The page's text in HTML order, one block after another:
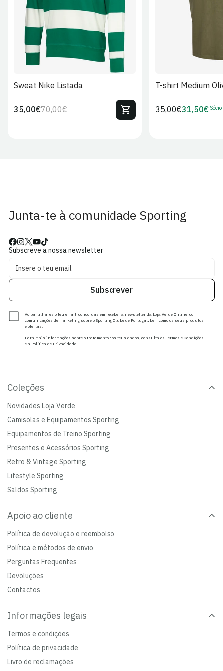
Sweat Nike Listada
Preço
70,00€Preço
35,00€
T-shirt Medium
Preço
35,00€Preço
31,50€ Sócio
Junta-te à comunidade Sporting
Subscreve a nossa newsletter
Subscrever
Ao partilhares o teu email, concordas em receber a newsletter da Loja Verde Online, com
comunicações de marketing sobre o Sporting Clube de Portugal, bem como os seus produtos
e ofertas.
Para mais informações sobre o tratamento dos teus dados, consulta os Termos e Condições
e a Política de Privacidade.
Coleções
Novidades Loja Verde
Camisolas e Equipamentos Sporting
Equipamentos de Treino Sporting
Presentes e Acessórios Sporting
Retro & Vintage Sporting
Lifestyle Sporting
Saldos Sporting
Apoio ao cliente
Política de devolução e reembolso
Política e métodos de envio
Perguntas Frequentes
Devoluções
Contactos
Informações legais
Termos e condições
Política de privacidade
Livro de reclamações